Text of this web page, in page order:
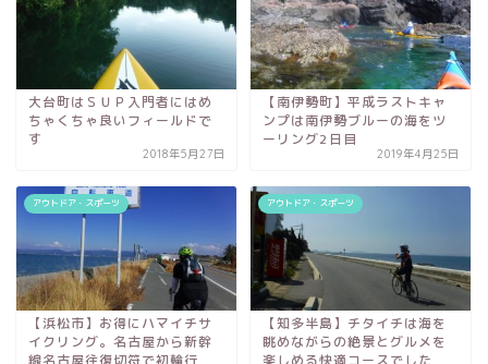
大台町はＳＵＰ入門者にはめ
ちゃくちゃ良いフィールドで
す
2018年5月27日
【南伊勢町】平成ラストキャ
ンプは南伊勢ブルーの海をツ
ーリング2日目
2019年4月25日
アウトドア・スポーツ
【浜松市】お得にハマイチサ
イクリング。名古屋から新幹
アウトドア・スポーツ
【知多半島】チタイチは海を
眺めながらの絶景とグルメを